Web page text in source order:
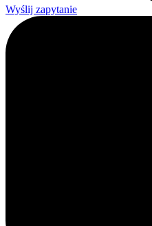
Wyślij zapytanie